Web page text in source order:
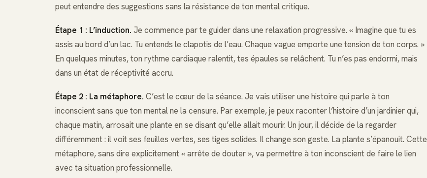
peut entendre des suggestions sans la résistance de ton mental critique.
Étape 1 : L’induction. Je commence par te guider dans une relaxation progressive. « Imagine que tu es
assis au bord d’un lac. Tu entends le clapotis de l’eau. Chaque vague emporte une tension de ton corps. »
En quelques minutes, ton rythme cardiaque ralentit, tes épaules se relâchent. Tu n’es pas endormi, mais
dans un état de réceptivité accru.
Étape 2 : La métaphore. C’est le cœur de la séance. Je vais utiliser une histoire qui parle à ton
inconscient sans que ton mental ne la censure. Par exemple, je peux raconter l’histoire d’un jardinier qui,
chaque matin, arrosait une plante en se disant qu’elle allait mourir. Un jour, il décide de la regarder
différemment : il voit ses feuilles vertes, ses tiges solides. Il change son geste. La plante s’épanouit. Cette
métaphore, sans dire explicitement « arrête de douter », va permettre à ton inconscient de faire le lien
avec ta situation professionnelle.